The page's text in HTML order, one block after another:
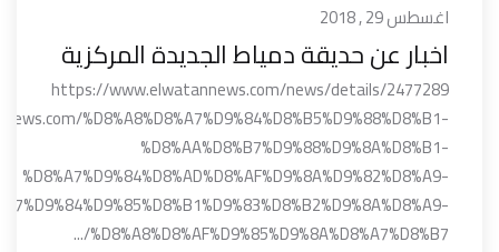
اغسطس 29 , 2018
اخبار عن حديقة دمياط الجديدة المركزية
https://www.elwatannews.com/news/details/2477289
%D8%A8%D8%A7%D9%84%D8%B5%D9%88%D8%B1-
%D8%AA%D8%B7%D9%88%D9%8A%D8%B1-
%D8%A7%D9%84%D8%AD%D8%AF%D9%8A%D9%82%D8%A9-
%D8%A8%D8%AF%D9%85%D9%8A%D8%A7%D8%B7/...